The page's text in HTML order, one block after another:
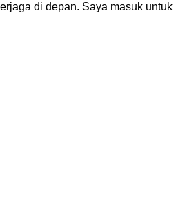
di depan. Saya masuk untuk